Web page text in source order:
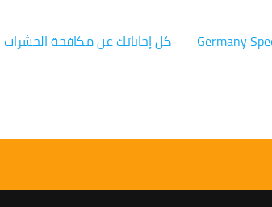
كل إجاباتك عن مكافحة الحشرات